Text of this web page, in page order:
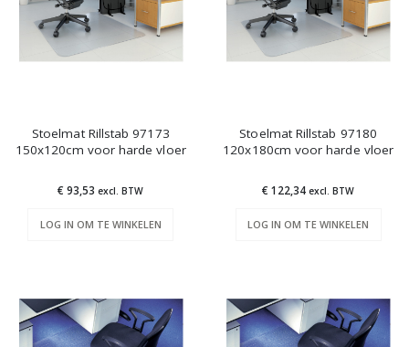
Stoelmat Rillstab 97173
150x120cm voor harde vloer
€ 93,53excl. BTW
LOG IN OM TE WINKELEN
Stoelmat Rillstab 97180
120x180cm voor harde vloer
€ 122,34excl. BTW
LOG IN OM TE WINKELEN